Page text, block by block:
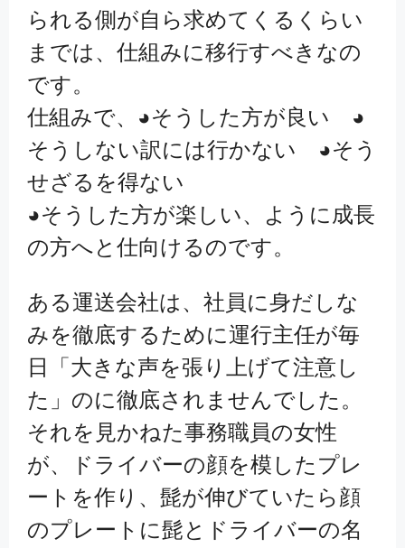
られる側が自ら求めてくるくらい
までは、仕組みに移行すべきなの
です。
仕組みで、◕そうした方が良い ◕
そうしない訳には行かない ◕そう
せざるを得ない
◕そうした方が楽しい、ように成長
の方へと仕向けるのです。
ある運送会社は、社員に身だしな
みを徹底するために運行主任が毎
日「大きな声を張り上げて注意し
た」のに徹底されませんでした。
それを見かねた事務職員の女性
が、ドライバーの顔を模したプレ
ートを作り、髭が伸びていたら顔
のプレートに髭とドライバーの名